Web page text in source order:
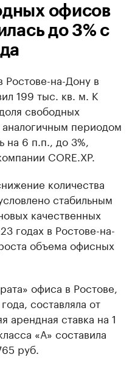
офисов
до 3% с
на-Дону в
199 тыс. кв. м. К
свободных
периодом
на 6 п.п., до 3%,
CORE.XP.
количества
стабильным
качественных
годах в Ростове-на-
объема офисных
офиса в Ростове,
составляла от
арендная ставка на 1
«А» составила
руб.